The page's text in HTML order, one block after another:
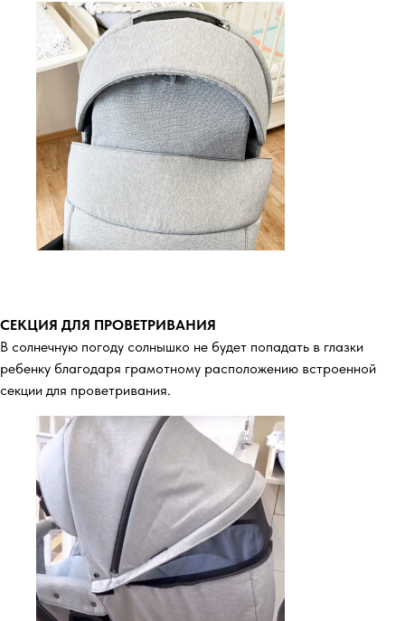
СЕКЦИЯ ДЛЯ ПРОВЕТРИВАНИЯ
В солнечную погоду солнышко не будет попадать в глазки
ребенку благодаря грамотному расположению встроенной
секции для проветривания.